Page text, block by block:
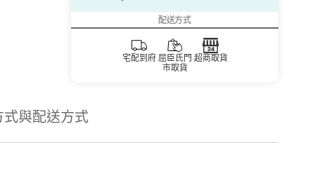
配送方式
宅配到府 屈臣氏門
市取貨
超商取貨
式與配送方式